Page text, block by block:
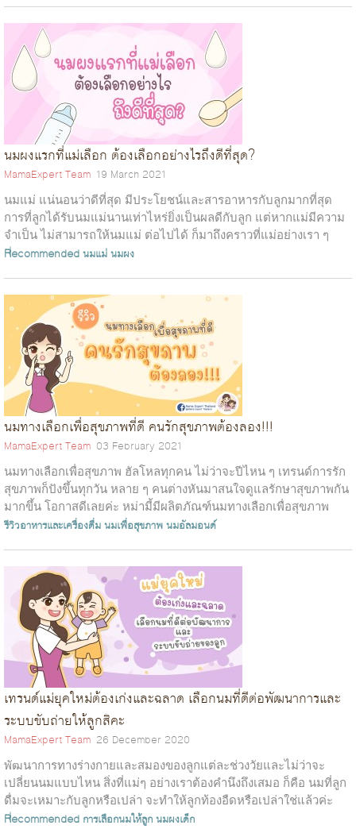
นมผงแรกที่แม่เลือก ต้องเลือกอย่างไรถึงดีที่สุด?
MamaExpert Team 19 March 2021
นมแม่ แน่นอนว่าดีที่สุด มีประโยชน์และสารอาหารกับลูกมากที่สุด
การที่ลูกได้รับนมแม่นานเท่าไหร่ยิ่งเป็นผลดีกับลูก แต่หากแม่มีความ
จำเป็น ไม่สามารถให้นมแม่ ต่อไปได้ ก็มาถึงคราวที่แม่อย่างเรา ๆ
ต้องมาค้นห...
Recommendedนมแม่นมผง
นมทางเลือกเพื่อสุขภาพที่ดี คนรักสุขภาพต้องลอง!!!
MamaExpert Team 03 February 2021
นมทางเลือกเพื่อสุขภาพ ฮัลโหลทุกคน ไม่ว่าจะปีไหน ๆ เทรนด์การรัก
สุขภาพก็ปังขึ้นทุกวัน หลาย ๆ คนต่างหันมาสนใจดูแลรักษาสุขภาพกัน
มากขึ้น โอกาสดีเลยค่ะ หม่ามี้มีผลิตภัณฑ์นมทางเลือกเพื่อสุขภาพ
สำหรับคนรักส...
รีวิวอาหารและเครื่องดื่มนมเพื่อสุขภาพนมอัลมอนด์
เทรนด์แม่ยุคใหม่ต้องเก่งและฉลาด เลือกนมที่ดีต่อพัฒนาการและ
ระบบขับถ่ายให้ลูกสิคะ
MamaExpert Team 26 December 2020
พัฒนาการทางร่างกายและสมองของลูกแต่ละช่วงวัยและไม่ว่าจะ
เปลี่ยนนมแบบไหน สิ่งที่แม่ๆ อย่างเราต้องคำนึงถึงเสมอ ก็คือ นมที่ลูก
ดื่มจะเหมาะกับลูกหรือเปล่า จะทำให้ลูกท้องอืดหรือเปล่าใช่แล้วค่ะ
เพราะ ไม่ว่าจ...
Recommended การเลือกนมให้ลูกนมผงเด็ก